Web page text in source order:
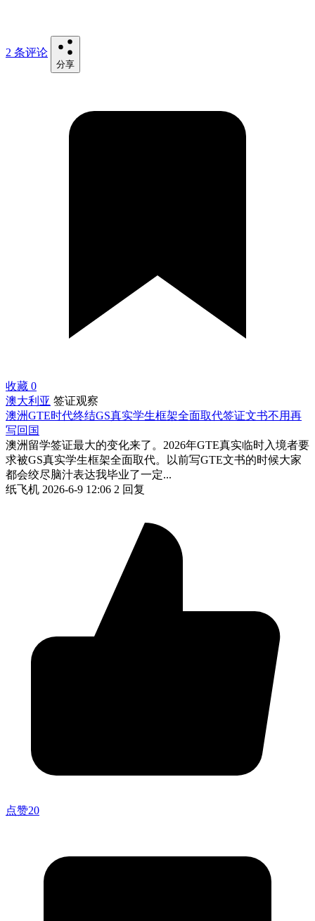
2 条评论
分享
收藏 0
澳大利亚 签证观察
澳洲GTE时代终结GS真实学生框架全面取代签证文书不用再
写回国
澳洲留学签证最大的变化来了。2026年GTE真实临时入境者要
求被GS真实学生框架全面取代。以前写GTE文书的时候大家
都会绞尽脑汁表达我毕业了一定...
纸飞机 2026-6-9 12:06 2 回复
点赞20